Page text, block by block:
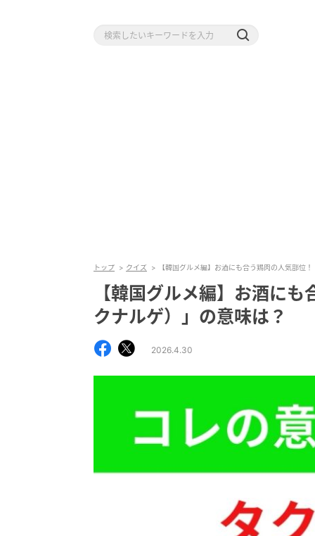
トップ クイズ 【韓国グルメ編】お酒にも合う鶏肉の人気部位
【韓国グルメ編】お酒に
クナルゲ）」の意味は？
2026.4.30